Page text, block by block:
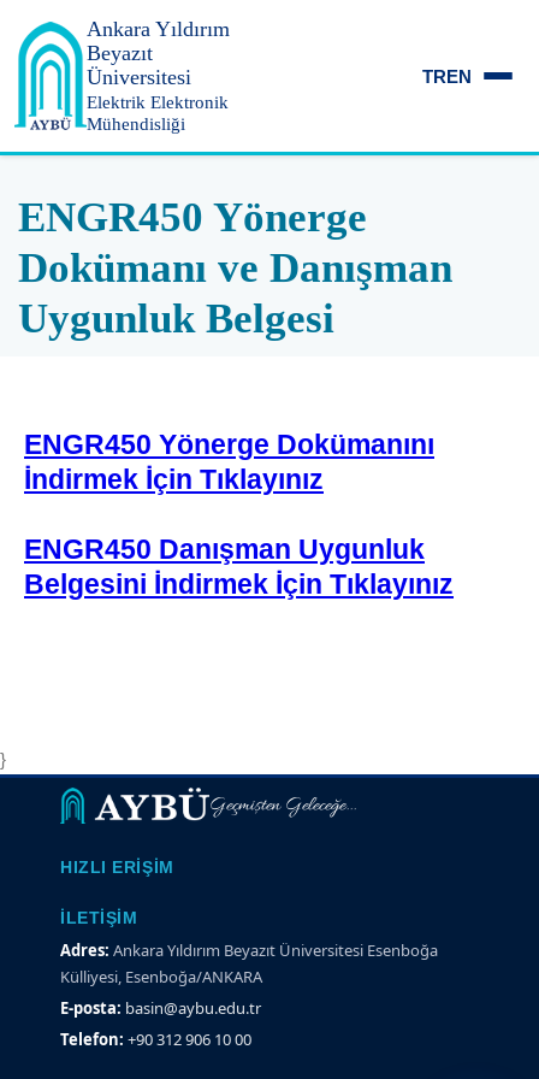
Ankara Yıldırım
Beyazıt
Üniversitesi
Elektrik Elektronik
Mühendisliği
TREN
ENGR450 Yönerge
Dokümanı ve Danışman
Uygunluk Belgesi
ENGR450 Yönerge Dokümanını
İndirmek İçin Tıklayınız
ENGR450 Danışman Uygunluk
Belgesini İndirmek İçin Tıklayınız
}
Geçmişten Geleceğe...
HIZLI ERIŞIM
İLETIŞIM
Adres: Ankara Yıldırım Beyazıt Üniversitesi Esenboğa
Külliyesi, Esenboğa/ANKARA
E-posta: basin@aybu.edu.tr
Telefon: +90 312 906 10 00